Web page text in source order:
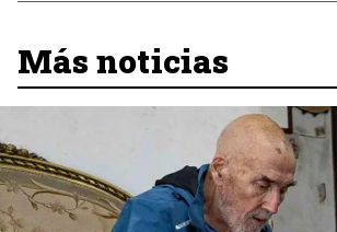
Más noticias